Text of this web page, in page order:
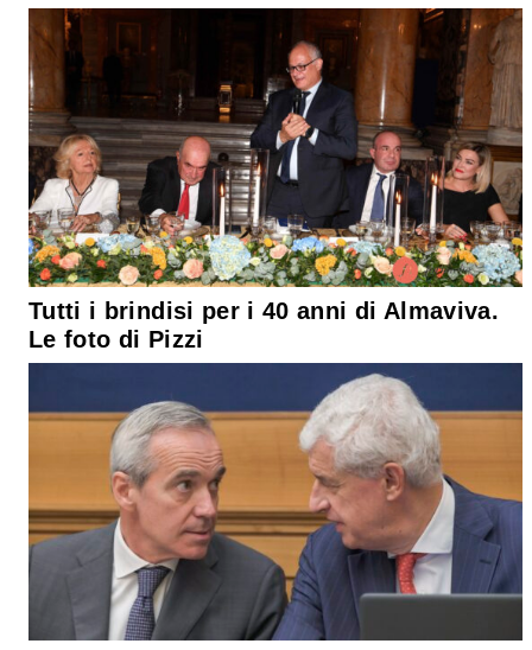
Tutti i brindisi per i 40 anni di Almaviva.
Le foto di Pizzi